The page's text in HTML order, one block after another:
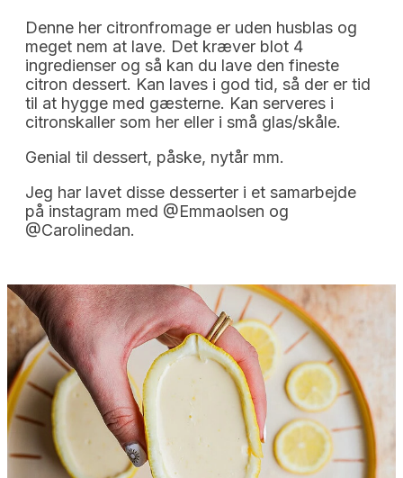
Denne her citronfromage er uden husblas og
meget nem at lave. Det kræver blot 4
ingredienser og så kan du lave den fineste
citron dessert. Kan laves i god tid, så der er tid
til at hygge med gæsterne. Kan serveres i
citronskaller som her eller i små glas/skåle.
Genial til dessert, påske, nytår mm.
Jeg har lavet disse desserter i et samarbejde
på instagram med @Emmaolsen og
@Carolinedan.